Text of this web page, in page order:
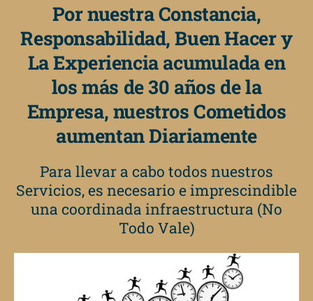
Por nuestra Constancia,
Responsabilidad, Buen Hacer y
La Experiencia acumulada en
los más de 30 años de la
Empresa, nuestros Cometidos
aumentan Diariamente
Para llevar a cabo todos nuestros
Servicios, es necesario e imprescindible
una coordinada infraestructura (No
Todo Vale)